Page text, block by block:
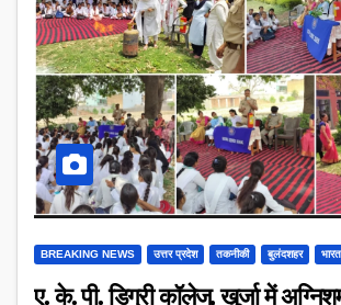
BREAKING NEWS उत्तर प्रदेश तकनीकी बुलंदशहर भारत
ए. के. पी. डिग्री कॉलेज, खुर्जा में